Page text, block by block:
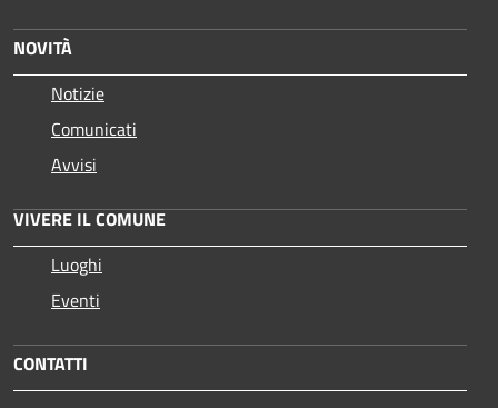
NOVITÀ
Notizie
Comunicati
Avvisi
VIVERE IL COMUNE
Luoghi
Eventi
CONTATTI